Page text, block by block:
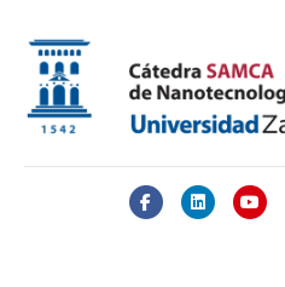
FacebookLinkedin